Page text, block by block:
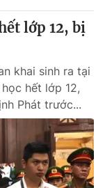
lớp 12, bị
khai sinh ra tại
hết lớp 12,
Phát trước...